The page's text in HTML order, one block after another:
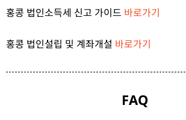
홍콩 법인소득세 신고 가이드 바로가기
홍콩 법인설립 및 계좌개설 바로가기
FAQ